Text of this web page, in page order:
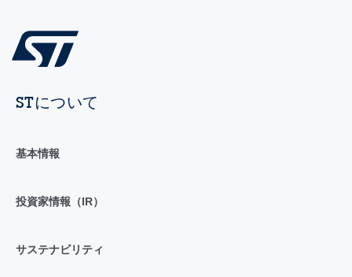
STについて
基本情報
投資家情報（IR）
サステナビリティ